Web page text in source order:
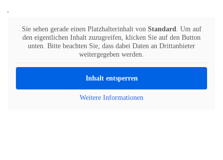
Sie sehen gerade einen Platzhalterinhalt von Standard. Um auf
den eigentlichen Inhalt zuzugreifen, klicken Sie auf den Button
unten. Bitte beachten Sie, dass dabei Daten an Drittanbieter
weitergegeben werden.
Inhalt entsperren
Weitere Informationen